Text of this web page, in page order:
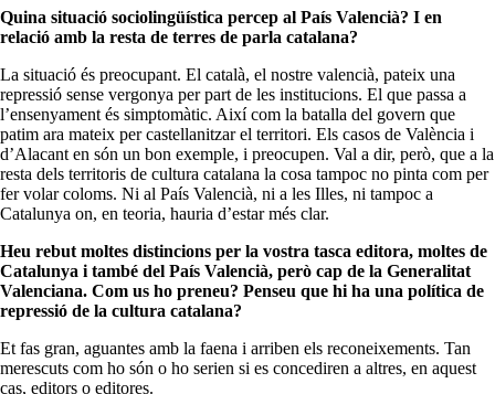
Quina situació sociolingüística percep al País Valencià? I en
relació amb la resta de terres de parla catalana?
La situació és preocupant. El català, el nostre valencià, pateix una
repressió sense vergonya per part de les institucions. El que passa a
l’ensenyament és simptomàtic. Així com la batalla del govern que
patim ara mateix per castellanitzar el territori. Els casos de València i
d’Alacant en són un bon exemple, i preocupen. Val a dir, però, que a la
resta dels territoris de cultura catalana la cosa tampoc no pinta com per
fer volar coloms. Ni al País Valencià, ni a les Illes, ni tampoc a
Catalunya on, en teoria, hauria d’estar més clar.
Heu rebut moltes distincions per la vostra tasca editora, moltes de
Catalunya i també del País Valencià, però cap de la Generalitat
Valenciana. Com us ho preneu? Penseu que hi ha una política de
repressió de la cultura catalana?
Et fas gran, aguantes amb la faena i arriben els reconeixements. Tan
merescuts com ho són o ho serien si es concediren a altres, en aquest
cas, editors o editores.